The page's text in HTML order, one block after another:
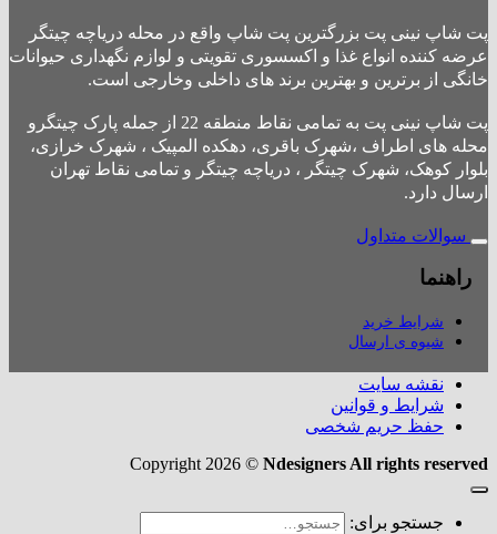
پت شاپ نینی پت بزرگترین پت شاپ واقع در محله دریاچه چیتگر
عرضه کننده انواع غذا و اکسسوری تقویتی و لوازم نگهداری حیوانات
خانگی از برترین و بهترین برند های داخلی وخارجی است.
پت شاپ نینی پت به تمامی نقاط منطقه 22 از جمله پارک چیتگرو
محله های اطراف ،شهرک باقری، دهکده المپیک ، شهرک خرازی،
بلوار کوهک، شهرک چیتگر ، دریاچه چیتگر و تمامی نقاط تهران
ارسال دارد.
سوالات متداول
راهنما
شرایط خرید
شیوه ی ارسال
نقشه سایت
شرایط و قوانین
حفظ حریم شخصی
Copyright 2026 © Ndesigners All rights reserved
جستجو برای: